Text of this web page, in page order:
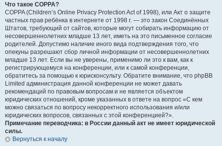
Что такое COPPA?
COPPA (Children’s Online Privacy Protection Act of 1998), или Акт о защите
частных прав ребёнка в интернете от 1998 г. — это закон Соединённых
Штатов, требующий от сайтов, которые могут собирать информацию от
несовершеннолетних младше 13 лет, иметь на это письменное согласие
родителей. Допустимо наличие иного вида подтверждения того, что
опекуны разрешают сбор личной информации от несовершеннолетних
младше 13 лет. Если вы не уверены, применимо ли это к вам, как к
регистрирующемуся на конференции, или к самой конференции,
обратитесь за помощью к юрисконсульту. Обратите внимание, что phpBB
Limited администрация данной конференции не может давать
рекомендаций по правовым вопросам и не является объектом
юридических отношений, кроме указанных в ответе на вопрос «С кем
можно связаться по вопросу некорректного использования и/или
юридических вопросов, связанных с этой конференцией?».
Примечание переводчика: в России данный акт не имеет юридической
силы.
Вернуться к началу